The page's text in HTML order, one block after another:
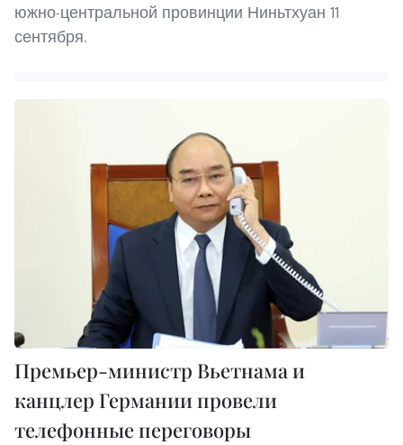
южно-центральной провинции Ниньтхуан 11
сентября.
Премьер-министр Вьетнама и
канцлер Германии провели
телефонные переговоры